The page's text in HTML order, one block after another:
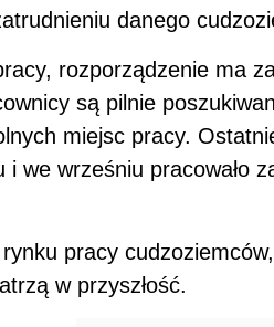
danego
rozporządzenie ma
są pilnie
miejsc pracy.
i we wrześniu pracowało
pracy
w przyszłość.